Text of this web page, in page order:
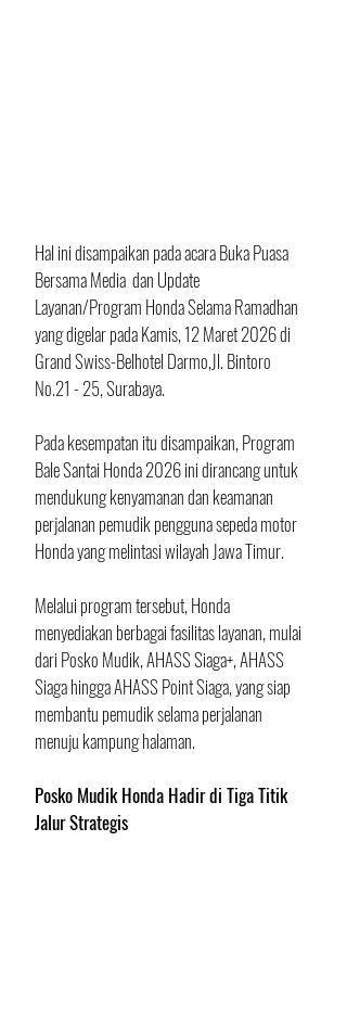
Hal ini disampaikan pada acara Buka Puasa
Bersama Media  dan Update
Layanan/Program Honda Selama Ramadhan
yang digelar pada Kamis, 12 Maret 2026 di
Grand Swiss-Belhotel Darmo,Jl. Bintoro
No.21 - 25, Surabaya.
Pada kesempatan itu disampaikan, Program
Bale Santai Honda 2026 ini dirancang untuk
mendukung kenyamanan dan keamanan
perjalanan pemudik pengguna sepeda motor
Honda yang melintasi wilayah Jawa Timur.
Melalui program tersebut, Honda
menyediakan berbagai fasilitas layanan, mulai
dari Posko Mudik, AHASS Siaga+, AHASS
Siaga hingga AHASS Point Siaga, yang siap
membantu pemudik selama perjalanan
menuju kampung halaman.
Posko Mudik Honda Hadir di Tiga Titik
Jalur Strategis